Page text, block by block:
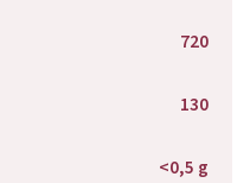
720
130
<0,5 g